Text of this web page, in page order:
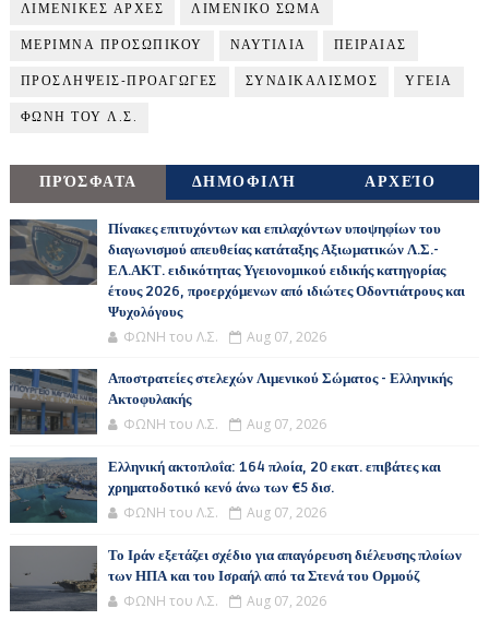
ΛΙΜΕΝΙΚΕΣ ΑΡΧΕΣ ΛΙΜΕΝΙΚΟ ΣΩΜΑ
ΜΕΡΙΜΝΑ ΠΡΟΣΩΠΙΚΟΥ ΝΑΥΤΙΛΙΑ ΠΕΙΡΑΙΑΣ
ΠΡΟΣΛΗΨΕΙΣ-ΠΡΟΑΓΩΓΕΣ ΣΥΝΔΙΚΑΛΙΣΜΟΣ ΥΓΕΙΑ
ΦΩΝΗ ΤΟΥ Λ.Σ.
ΠΡΌΣΦΑΤΑ ΔΗΜΟΦΙΛΉ ΑΡΧΕΊΟ
Πίνακες επιτυχόντων και επιλαχόντων υποψηφίων του
διαγωνισμού απευθείας κατάταξης Αξιωματικών Λ.Σ.-
ΕΛ.ΑΚΤ. ειδικότητας Υγειονομικού ειδικής κατηγορίας
έτους 2026, προερχόμενων από ιδιώτες Οδοντιάτρους και
Ψυχολόγους
ΦΩΝΗ του Λ.Σ. Aug 07, 2026
Αποστρατείες στελεχών Λιμενικού Σώματος - Ελληνικής
Ακτοφυλακής
ΦΩΝΗ του Λ.Σ. Aug 07, 2026
Ελληνική ακτοπλοΐα: 164 πλοία, 20 εκατ. επιβάτες και
χρηματοδοτικό κενό άνω των €5 δισ.
ΦΩΝΗ του Λ.Σ. Aug 07, 2026
Το Ιράν εξετάζει σχέδιο για απαγόρευση διέλευσης πλοίων
των ΗΠΑ και του Ισραήλ από τα Στενά του Ορμούζ
ΦΩΝΗ του Λ.Σ. Aug 07, 2026